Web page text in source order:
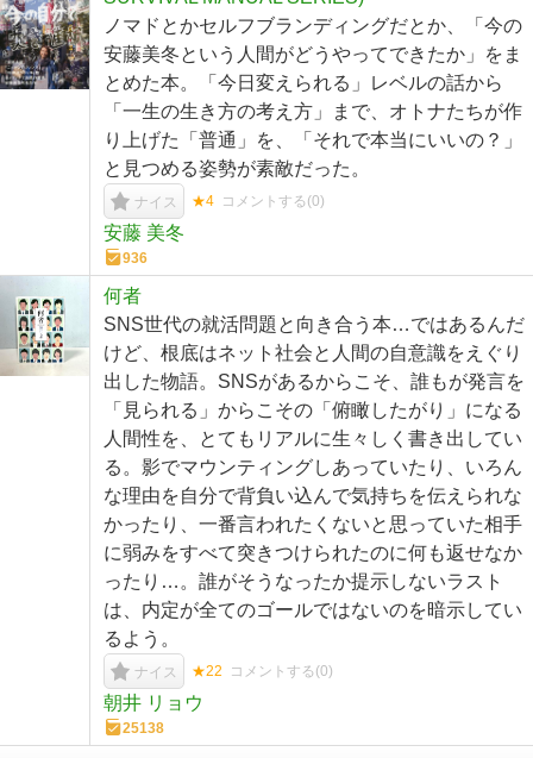
ノマドとかセルフブランディングだとか、「今の
安藤美冬という人間がどうやってできたか」をま
とめた本。「今日変えられる」レベルの話から
「一生の生き方の考え方」まで、オトナたちが作
り上げた「普通」を、「それで本当にいいの？」
と見つめる姿勢が素敵だった。
ナイス ★4 コメントする(0)
安藤 美冬
936
何者
SNS世代の就活問題と向き合う本…ではあるんだ
けど、根底はネット社会と人間の自意識をえぐり
出した物語。SNSがあるからこそ、誰もが発言を
「見られる」からこその「俯瞰したがり」になる
人間性を、とてもリアルに生々しく書き出してい
る。影でマウンティングしあっていたり、いろん
な理由を自分で背負い込んで気持ちを伝えられな
かったり、一番言われたくないと思っていた相手
に弱みをすべて突きつけられたのに何も返せなか
ったり…。誰がそうなったか提示しないラスト
は、内定が全てのゴールではないのを暗示してい
るよう。
ナイス ★22 コメントする(0)
朝井 リョウ
25138